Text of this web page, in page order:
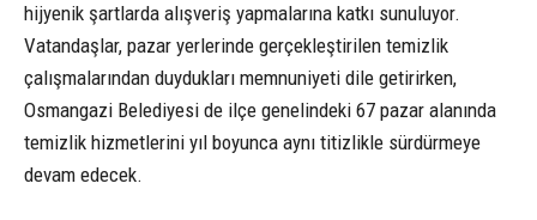
hijyenik şartlarda alışveriş yapmalarına katkı sunuluyor.
Vatandaşlar, pazar yerlerinde gerçekleştirilen temizlik
çalışmalarından duydukları memnuniyeti dile getirirken,
Osmangazi Belediyesi de ilçe genelindeki 67 pazar alanında
temizlik hizmetlerini yıl boyunca aynı titizlikle sürdürmeye
devam edecek.